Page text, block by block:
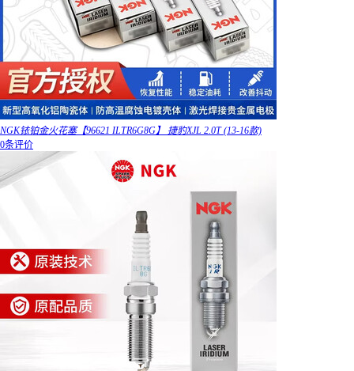
NGK铱铂金火花塞【96621 ILTR6G8G】 捷豹XJL 2.0T (13-16款)
0条评价